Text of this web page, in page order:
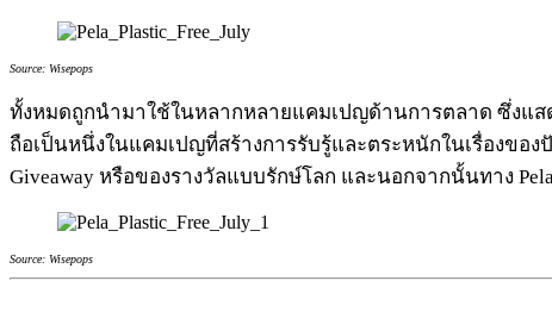
Source: Wisepops
ทั้งหมดถูกนำมาใช้ในหลากหลายแคมเปญด้านการตลาด ซึ่งแส
ถือเป็นหนึ่งในแคมเปญที่สร้างการรับรู้และตระหนักในเรื่องขอ
Giveaway หรือของรางวัลแบบรักษ์โลก และนอกจากนั้นทาง
Source: Wisepops